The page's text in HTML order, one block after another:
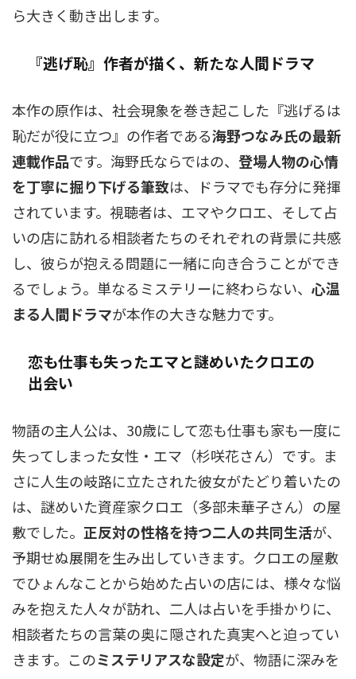
ら大きく動き出します。
『逃げ恥』作者が描く、新たな人間ドラマ
本作の原作は、社会現象を巻き起こした『逃げるは
恥だが役に立つ』の作者である海野つなみ氏の最新
連載作品です。海野氏ならではの、 登場人物の心情
を丁寧に掘り下げる筆致は、ドラマでも存分に発揮
されています。視聴者は、エマやクロエ、そして占
いの店に訪れる相談者たちのそれぞれの背景に共感
し、彼らが抱える問題に一緒に向き合うことができ
るでしょう。単なるミステリーに終わらない、 心温
まる人間ドラマが本作の大きな魅力です。
恋も仕事も失ったエマと謎めいたクロエの
出会い
物語の主人公は、30歳にして恋も仕事も家も一度に
失ってしまった女性・エマ（杉咲花さん）です。ま
さに人生の岐路に立たされた彼女がたどり着いたの
は、謎めいた資産家クロエ（多部未華子さん）の屋
敷でした。 正反対の性格を持つ二人の共同生活が、
予期せぬ展開を生み出していきます。クロエの屋敷
でひょんなことから始めた占いの店には、様々な悩
みを抱えた人々が訪れ、二人は占いを手掛かりに、
相談者たちの言葉の奥に隠された真実へと迫ってい
きます。このミステリアスな設定が、物語に深みを